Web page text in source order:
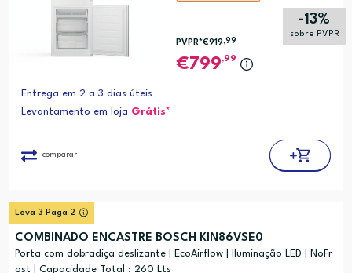
de
-13%
sobre PVPR
PVPR*€919,99
799,99
Entrega em 2 a 3 dias úteis
Levantamento em loja Grátis*
comparar
Leva 3 Paga 2
COMBINADO ENCASTRE BOSCH KIN86VSE0
Porta com dobradiça deslizante | EcoAirflow | Iluminação LED | NoFr
ost | Capacidade Total : 260 Lts